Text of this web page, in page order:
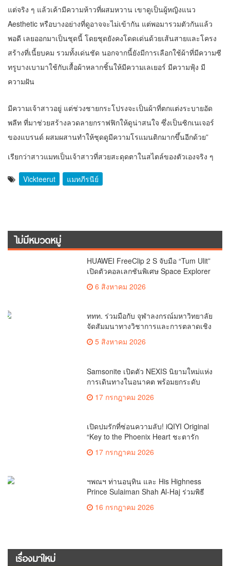
แต่จริง ๆ แล้วเค้ามีความห้าวที่ผสมหวาน เขาดูเป็นผู้หญิงแนว
Aesthetic หรือบางอย่างที่ดูอาจจะไม่เข้ากัน แต่พอมารวมตัวกันแล้ว
พอดี เลยออกมาเป็นชุดนี้ โดยชุดยังคงโดดเด่นด้วยเส้นสายและโครง
สร้างที่เนี้ยบคม รวมทั้งเด่นชัด นอกจากนี้ยังมีการเลือกใช้ผ้าที่มีความซี
ทรูบางเบามาใช้กับเสื้อผ้าหลากชิ้นให้มีความเลเยอร์ มีความฟุ้ง มี
ความฝัน
มีความเจ้าสาวอยู่ แต่ช่วงชายกระโปรงจะเป็นผ้าที่ตกแต่งระบายอัด
พลีท ที่มาช่วยสร้างลวดลายกราฟฟิกให้ดูน่าสนใจ ซึ่งเป็นซิกเนเจอร์
ของแบรนด์ ผสมผสานทำให้ชุดดูมีความโรแมนติกมากขึ้นอีกด้วย”
เรียกว่าสาวแมทเป็นเจ้าสาวที่สวยสะดุดตาในสไตล์ของตัวเองจริง ๆ
Vickteerut แมทภีรนีย์
ไม่มีหมวดหมู่
HUAWEI FreeClip 2 S จับมือ “Tum Ulit”
เปิดตัวคอลเลกชันพิเศษ Space Explorer
ถ่ายทอดศิลปะบนเคสหูฟัง
6 สิงหาคม 2026
ททท. ร่วมมือกับ จุฬาลงกรณ์มหาวิทยาลัย
จัดสัมมนาทางวิชาการและการตลาดเชิง
รุกแนะเคล็ดลับปรับธุรกิจท่องเที่ยวไทย
“ขายได้ ขายดี ขายนาน”
5 สิงหาคม 2026
Samsonite เปิดตัว NEXIS นิยามใหม่แห่ง
การเดินทางในอนาคต พร้อมยกระดับ
ทางใจกลางกรุงเทพฯ
17 กรกฎาคม 2026
เปิดปมรักที่ซ่อนความลับ! iQIYI Original
“Key to the Phoenix Heart ชะตารัก
ที่มาพร้อมเกมชิงอำนาจและการไขคดีสุด
17 กรกฎาคม 2026
ฯพณฯ ท่านอนุทิน และ His Highness
Prince Sulaiman Shah Al-Haj ร่วมพิธี
เปิดมหกรรม MEGA HALAL Bangkok
2026 พร้อม MEGA SHOW Bangkok
16 กรกฎาคม 2026
เรื่องมาใหม่